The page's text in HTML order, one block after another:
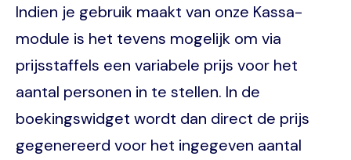
Indien je gebruik maakt van onze Kassa-
module is het tevens mogelijk om via
prijsstaffels een variabele prijs voor het
aantal personen in te stellen. In de
boekingswidget wordt dan direct de prijs
gegenereerd voor het ingegeven aantal